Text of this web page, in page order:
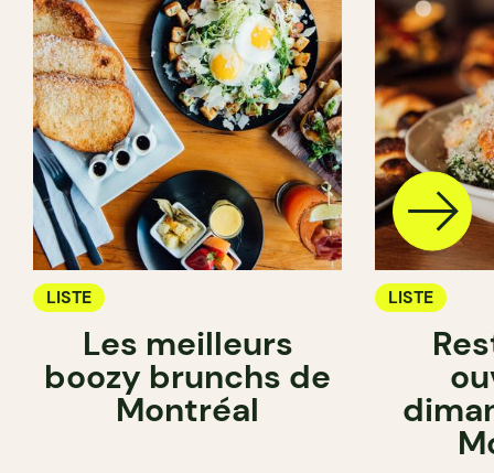
LISTE
Les meilleurs
boozy brunchs de
Montréal
LISTE